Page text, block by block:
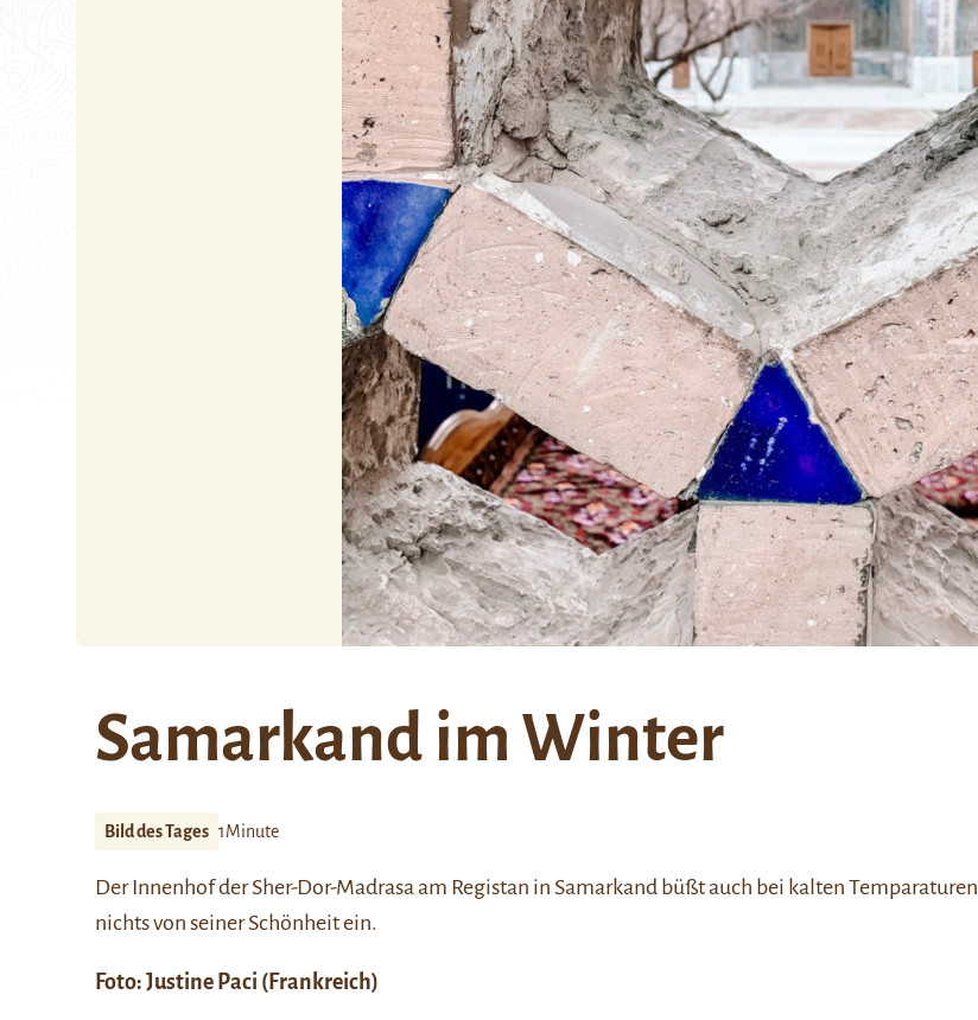
Samarkand im Winter
Bild des Tages 1Minute
Der Innenhof derSher-Dor-Madrasaam Registan in Samarkand büßt auch bei kalten Temparaturen
nichts von seiner Schönheit ein.
Foto: Justine Paci (Frankreich)